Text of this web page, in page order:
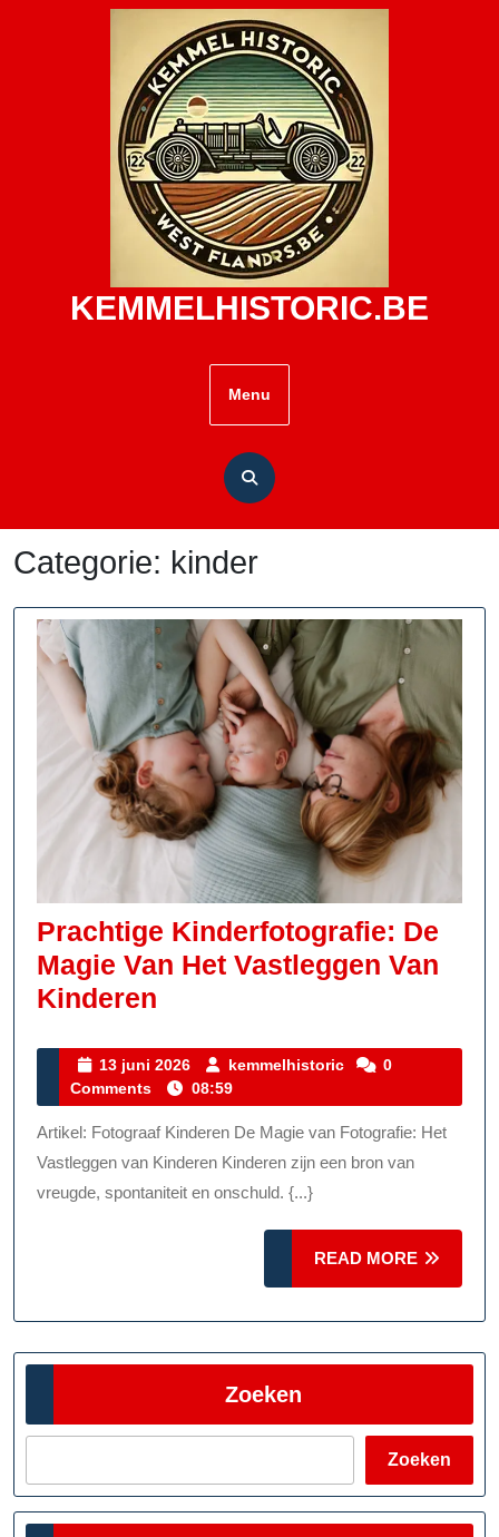
KEMMELHISTORIC.BE
Menu
Categorie: kinder
Prachtige Kinderfotografie: De
Magie Van Het Vastleggen Van
Kinderen
De
Magie
Van
Het
Vastleggen
13 juni 2026
13
juni
2026
kemmelhistoric kemmelhistoric
0
Comments
08:59
Artikel: Fotograaf Kinderen De Magie van Fotografie: Het
Vastleggen van Kinderen Kinderen zijn een bron van
vreugde, spontaniteit en onschuld. {...}
READ MORE
MORE
Zoeken
Zoeken